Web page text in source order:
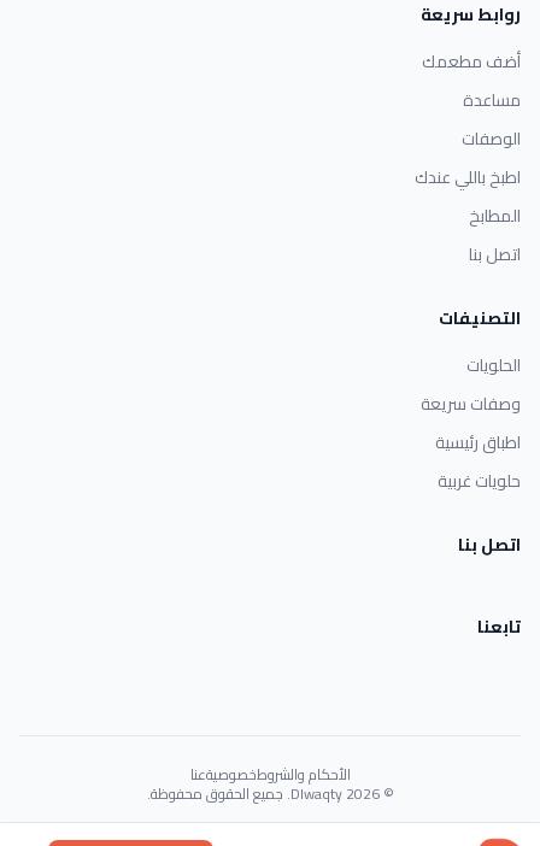
روابط سريعة
أضف مطعمك
مساعدة
الوصفات
اطبخ باللي عندك
المطابخ
اتصل بنا
التصنيفات
الحلويات
وصفات سريعة
اطباق رئيسية
حلويات غربية
اتصل بنا
تابعنا
الأحكام والشروطخصوصيةعنا
© 2026 Dlwaqty. جميع الحقوق محفوظة.
Powered byGAIT